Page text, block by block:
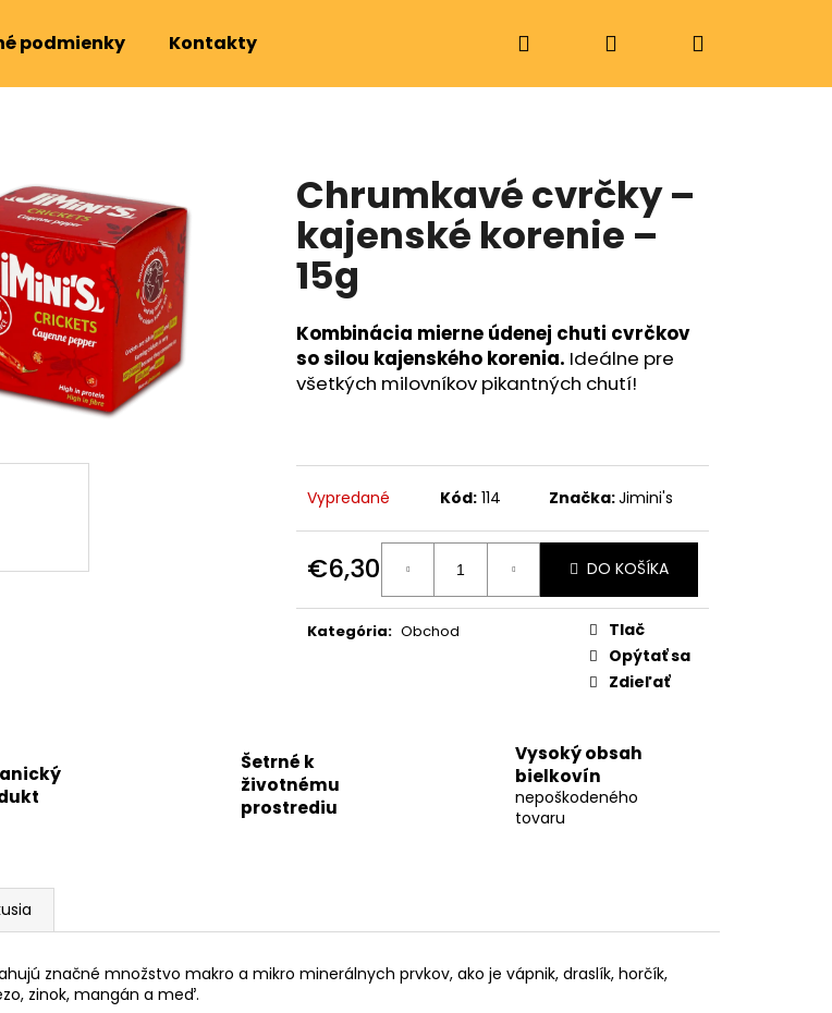
podmienky Kontakty Hľadať PrihlásenieNákupný
Chrumkavé cvrčky –
kajenské korenie –
15g
Kombinácia mierne údenej chuti cvrčkov
so silou kajenského korenia. Ideálne pre
všetkých milovníkov pikantných chutí!
Vypredané Kód: 114 Značka:Jimini's
€6,30
Jednotková
cena:
DO KOŠÍKA
Kategória: Obchod
Tlač
Opýtať sa
Zdieľať
Šetrné k
životnému
prostrediu
Vysoký obsah
bielkovín
nepoškodeného
tovaru
značné množstvo makro a mikro minerálnych prvkov, ako je vápnik, draslík, horčík,
zinok, mangán a meď.
nájsť?
HĽADAŤ
MÜSLI CVRČIA TYČINKA – ČOKOLÁDA –